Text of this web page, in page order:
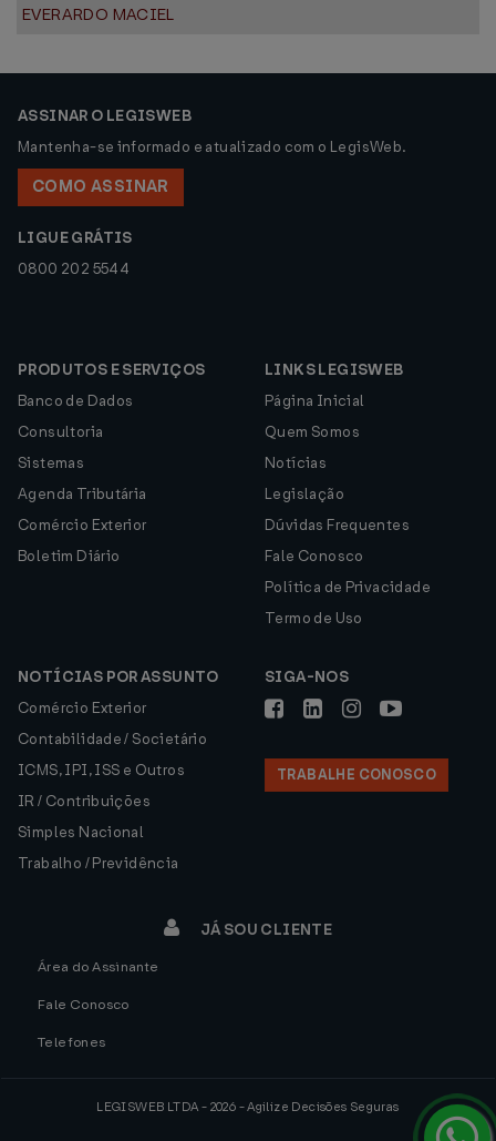
EVERARDO MACIEL
ASSINAR O LEGISWEB
Mantenha-se informado e atualizado com o LegisWeb.
COMO ASSINAR
LIGUE GRÁTIS
0800 202 5544
PRODUTOS E SERVIÇOS
Banco de Dados
Consultoria
Sistemas
Agenda Tributária
Comércio Exterior
Boletim Diário
LINKS LEGISWEB
Página Inicial
Quem Somos
Notícias
Legislação
Dúvidas Frequentes
Fale Conosco
Política de Privacidade
Termo de Uso
NOTÍCIAS POR ASSUNTO
Comércio Exterior
Contabilidade / Societário
ICMS, IPI, ISS e Outros
IR / Contribuições
Simples Nacional
Trabalho / Previdência
SIGA-NOS
TRABALHE CONOSCO
JÁ SOU CLIENTE
Área do Assinante
Fale Conosco
Telefones
LEGISWEB LTDA - 2026 - Agilize Decisões Seguras